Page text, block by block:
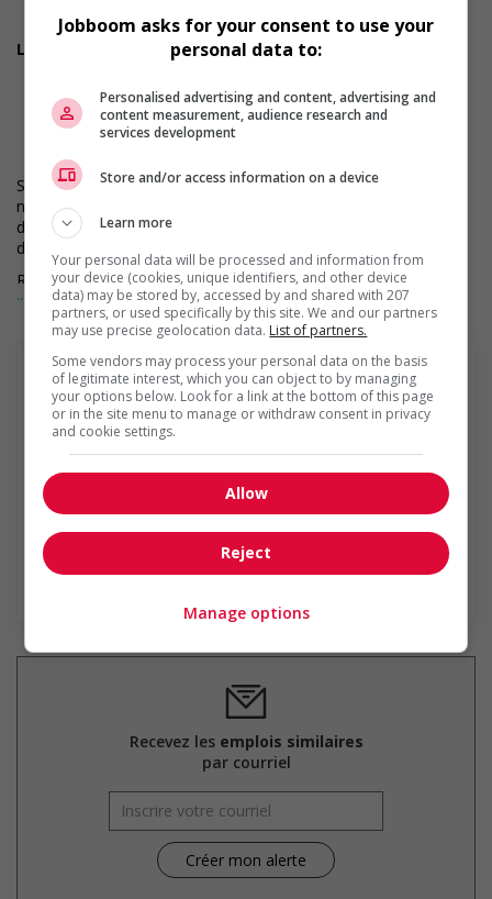
fonctionnement du magasin
Les compétences recherchées :
Expérience de la gestion d'un commerce de détail
Solides compétences en leadership, débrouillardise et
autonomie
Si vous êtes sélectionné pour une entrevue, veuillez informer
notre équipe en magasin pour vos besoins d'aménagements
durant le processus d'entrevue. Nous ferons le maximum afin
de répondre à vos besoins en matière d'accessibilité.
RONA est déterminée à encourager la diversité et l’inclusion.
Nous étudions la demande d’emploi de l’ensemble des
candidat(e)s qualifié(e)s, sans égard à leur race, couleur,
religion, orientation sexuelle, genre, nationalité d’origine, âge,
handicap ou tout autre statut protégé.
... Lire la suite
Rona+
RONA inc. est un chef de file du secteur de la rénovation
résidentielle au Canada dont le siège social est établi à
Boucherville, au Québec. Le réseau RONA exploite ou
dessert quelque 425 magasins corporatifs et affiliés sous
les enseignes...
Recevez les emplois similaires
par courriel
Jobboom asks for your consent to use your
personal data to:
Personalised advertising and content, advertising and
content measurement, audience research and
services development
Store and/or access information on a device
Learn more
Your personal data will be processed and information from
your device (cookies, unique identifiers, and other device
data) may be stored by, accessed by and shared with 207
partners, or used specifically by this site. We and our partners
may use precise geolocation data. List of partners.
Some vendors may process your personal data on the basis
of legitimate interest, which you can object to by managing
your options below. Look for a link at the bottom of this page
or in the site menu to manage or withdraw consent in privacy
and cookie settings.
Allow
Reject
Manage options